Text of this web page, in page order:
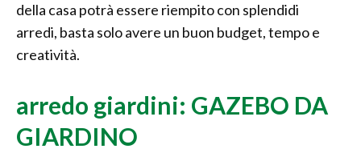
della casa potrà essere riempito con splendidi
arredi, basta solo avere un buon budget, tempo e
creatività.
arredo giardini: GAZEBO DA
GIARDINO